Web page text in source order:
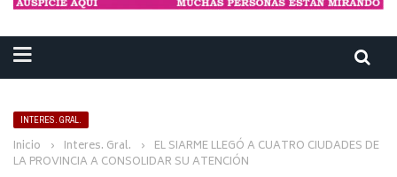
INTERES. GRAL.
Inicio › Interes. Gral. › EL SIARME LLEGÓ A CUATRO CIUDADES DE
LA PROVINCIA A CONSOLIDAR SU ATENCIÓN